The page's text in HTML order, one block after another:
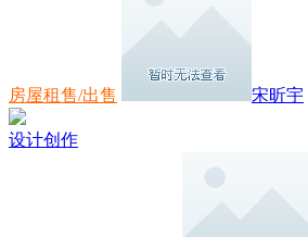
房屋租售/出售 宋昕宇
设计创作